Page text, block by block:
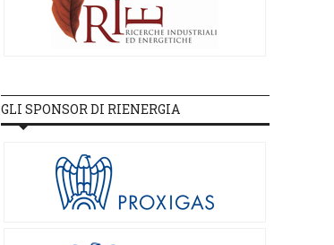
GLI SPONSOR DI RIENERGIA